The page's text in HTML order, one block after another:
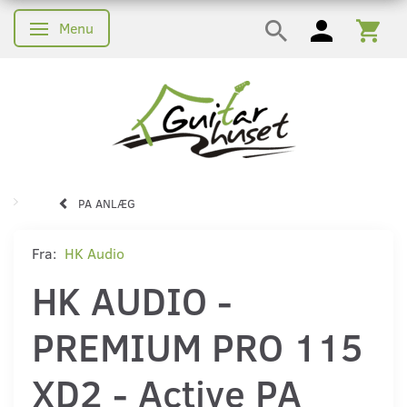
Skifte navigation
Menu
PA ANLÆG
Fra: HK Audio
HK AUDIO -
PREMIUM PRO 115
XD2 - Active PA